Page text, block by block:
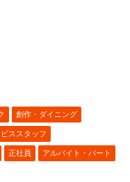
創作・ダイニング
ススタッフ
正社員 アルバイト・パート